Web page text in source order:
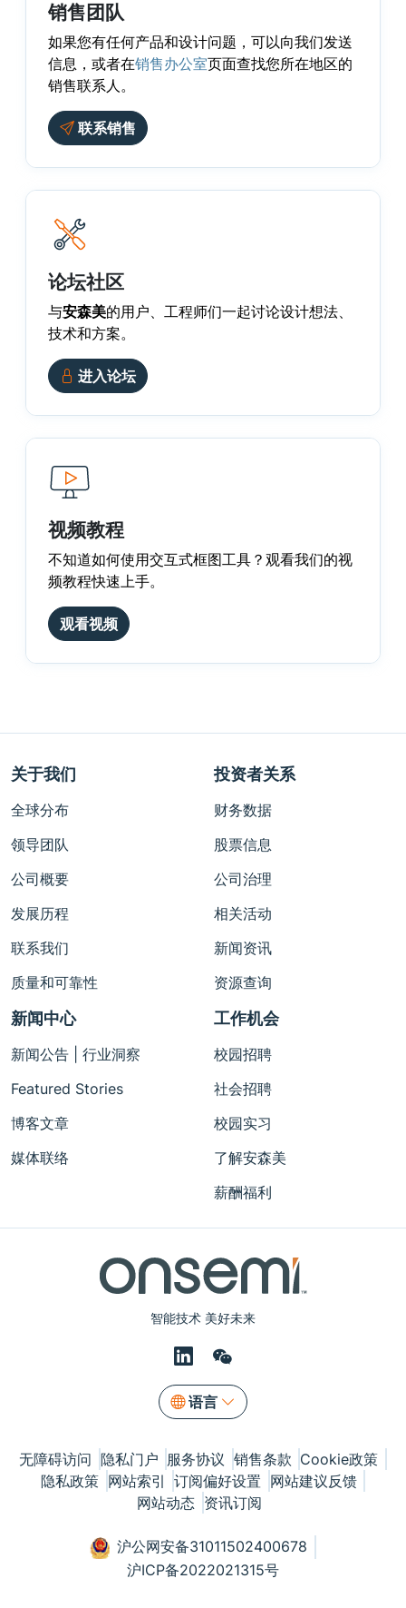
销售团队
如果您有任何产品和设计问题，可以向我们发送
信息，或者在销售办公室页面查找您所在地区的
销售联系人。
联系销售
论坛社区
与安森美的用户、工程师们一起讨论设计想法、
技术和方案。
进入论坛
视频教程
不知道如何使用交互式框图工具？观看我们的视
频教程快速上手。
观看视频
智能技术 美好未来
语言
关于我们
全球分布
领导团队
公司概要
发展历程
联系我们
质量和可靠性
投资者关系
财务数据
股票信息
公司治理
相关活动
新闻资讯
资源查询
新闻中心
新闻公告 | 行业洞察
Featured Stories
博客文章
媒体联络
工作机会
校园招聘
社会招聘
校园实习
了解安森美
薪酬福利
无障碍访问 隐私门户 服务协议 销售条款 Cookie政策
隐私政策 网站索引 订阅偏好设置 网站建议反馈
网站动态 资讯订阅
沪公网安备31011502400678
沪ICP备2022021315号